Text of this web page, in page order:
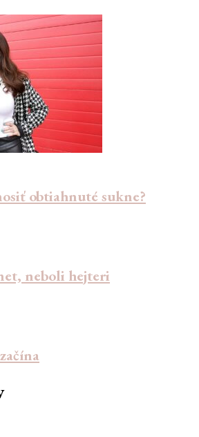
obtiahnuté sukne?
neboli hejteri